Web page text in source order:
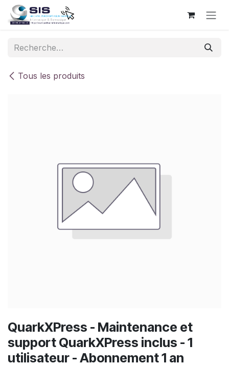
Se rendre au contenu
Tous les produits
QuarkXPress - Maintenance et
support QuarkXPress inclus - 1
utilisateur - Abonnement 1 an